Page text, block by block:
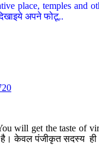
place, temples and
अपने फोटू..
will get the taste of
है। केवल पंजीकृत सदस्य